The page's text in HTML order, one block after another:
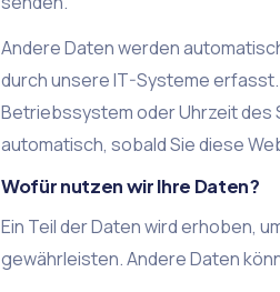
Andere Daten werden
durch unsere IT-Systeme
Betriebssystem oder Uhrzeit
automatisch, sobald Sie diese
Wofür nutzen wir Ihre Daten?
Ein Teil der Daten wird erhoben,
gewährleisten. Andere Daten